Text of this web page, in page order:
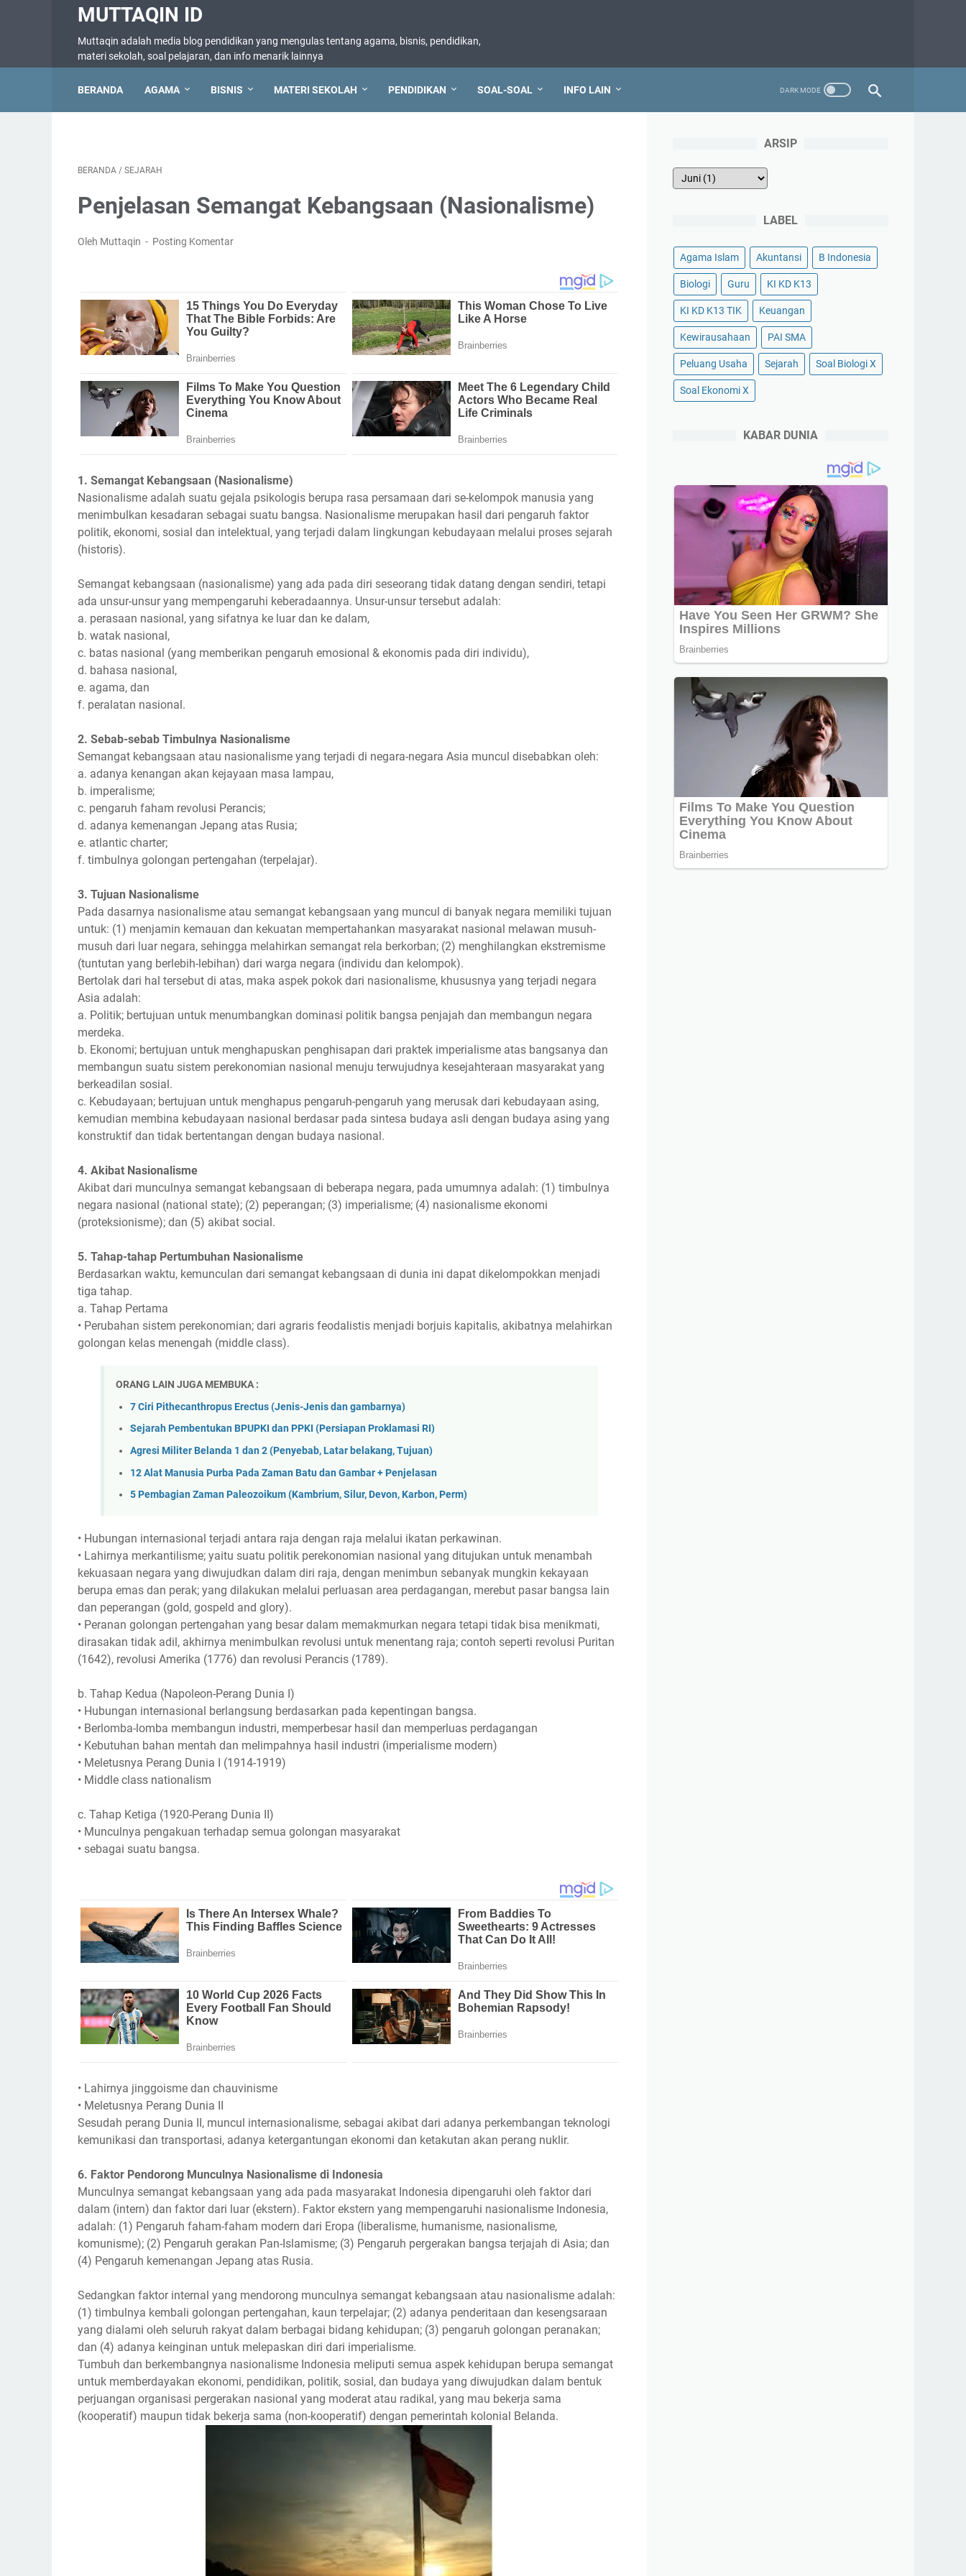
MUTTAQIN ID
Muttaqin adalah media blog pendidikan yang mengulas tentang agama, bisnis, pendidikan,
materi sekolah, soal pelajaran, dan info menarik lainnya
BERANDA AGAMA BISNIS MATERI SEKOLAH PENDIDIKAN SOAL-SOAL INFO LAIN
BERANDA / SEJARAH
Penjelasan Semangat Kebangsaan (Nasionalisme)
Oleh Muttaqin Posting Komentar
1. Semangat Kebangsaan (Nasionalisme)
Nasionalisme adalah suatu gejala psikologis berupa rasa persamaan dari se-kelompok manusia yang
menimbulkan kesadaran sebagai suatu bangsa. Nasionalisme merupakan hasil dari pengaruh faktor
politik, ekonomi, sosial dan intelektual, yang terjadi dalam lingkungan kebudayaan melalui proses sejarah
(historis).
Semangat kebangsaan (nasionalisme) yang ada pada diri seseorang tidak datang dengan sendiri, tetapi
ada unsur-unsur yang mempengaruhi keberadaannya. Unsur-unsur tersebut adalah:
a. perasaan nasional, yang sifatnya ke luar dan ke dalam,
b. watak nasional,
c. batas nasional (yang memberikan pengaruh emosional & ekonomis pada diri individu),
d. bahasa nasional,
e. agama, dan
f. peralatan nasional.
2. Sebab-sebab Timbulnya Nasionalisme
Semangat kebangsaan atau nasionalisme yang terjadi di negara-negara Asia muncul disebabkan oleh:
a. adanya kenangan akan kejayaan masa lampau,
b. imperalisme;
c. pengaruh faham revolusi Perancis;
d. adanya kemenangan Jepang atas Rusia;
e. atlantic charter;
f. timbulnya golongan pertengahan (terpelajar).
3. Tujuan Nasionalisme
Pada dasarnya nasionalisme atau semangat kebangsaan yang muncul di banyak negara memiliki tujuan
untuk: (1) menjamin kemauan dan kekuatan mempertahankan masyarakat nasional melawan musuh-
musuh dari luar negara, sehingga melahirkan semangat rela berkorban; (2) menghilangkan ekstremisme
(tuntutan yang berlebih-lebihan) dari warga negara (individu dan kelompok).
Bertolak dari hal tersebut di atas, maka aspek pokok dari nasionalisme, khususnya yang terjadi negara
Asia adalah:
a. Politik; bertujuan untuk menumbangkan dominasi politik bangsa penjajah dan membangun negara
merdeka.
b. Ekonomi; bertujuan untuk menghapuskan penghisapan dari praktek imperialisme atas bangsanya dan
membangun suatu sistem perekonomian nasional menuju terwujudnya kesejahteraan masyarakat yang
berkeadilan sosial.
c. Kebudayaan; bertujuan untuk menghapus pengaruh-pengaruh yang merusak dari kebudayaan asing,
kemudian membina kebudayaan nasional berdasar pada sintesa budaya asli dengan budaya asing yang
konstruktif dan tidak bertentangan dengan budaya nasional.
4. Akibat Nasionalisme
Akibat dari munculnya semangat kebangsaan di beberapa negara, pada umumnya adalah: (1) timbulnya
negara nasional (national state); (2) peperangan; (3) imperialisme; (4) nasionalisme ekonomi
(proteksionisme); dan (5) akibat social.
5. Tahap-tahap Pertumbuhan Nasionalisme
Berdasarkan waktu, kemunculan dari semangat kebangsaan di dunia ini dapat dikelompokkan menjadi
tiga tahap.
a. Tahap Pertama
• Perubahan sistem perekonomian; dari agraris feodalistis menjadi borjuis kapitalis, akibatnya melahirkan
golongan kelas menengah (middle class).
ORANG LAIN JUGA MEMBUKA :
7 Ciri Pithecanthropus Erectus (Jenis-Jenis dan gambarnya)
Sejarah Pembentukan BPUPKI dan PPKI (Persiapan Proklamasi RI)
Agresi Militer Belanda 1 dan 2 (Penyebab, Latar belakang, Tujuan)
12 Alat Manusia Purba Pada Zaman Batu dan Gambar + Penjelasan
5 Pembagian Zaman Paleozoikum (Kambrium, Silur, Devon, Karbon, Perm)
• Hubungan internasional terjadi antara raja dengan raja melalui ikatan perkawinan.
• Lahirnya merkantilisme; yaitu suatu politik perekonomian nasional yang ditujukan untuk menambah
kekuasaan negara yang diwujudkan dalam diri raja, dengan menimbun sebanyak mungkin kekayaan
berupa emas dan perak; yang dilakukan melalui perluasan area perdagangan, merebut pasar bangsa lain
dan peperangan (gold, gospeld and glory).
• Peranan golongan pertengahan yang besar dalam memakmurkan negara tetapi tidak bisa menikmati,
dirasakan tidak adil, akhirnya menimbulkan revolusi untuk menentang raja; contoh seperti revolusi Puritan
(1642), revolusi Amerika (1776) dan revolusi Perancis (1789).
b. Tahap Kedua (Napoleon-Perang Dunia I)
• Hubungan internasional berlangsung berdasarkan pada kepentingan bangsa.
• Berlomba-lomba membangun industri, memperbesar hasil dan memperluas perdagangan
• Kebutuhan bahan mentah dan melimpahnya hasil industri (imperialisme modern)
• Meletusnya Perang Dunia I (1914-1919)
• Middle class nationalism
c. Tahap Ketiga (1920-Perang Dunia II)
• Munculnya pengakuan terhadap semua golongan masyarakat
• sebagai suatu bangsa.
• Lahirnya jinggoisme dan chauvinisme
• Meletusnya Perang Dunia II
Sesudah perang Dunia II, muncul internasionalisme, sebagai akibat dari adanya perkembangan teknologi
kemunikasi dan transportasi, adanya ketergantungan ekonomi dan ketakutan akan perang nuklir.
6. Faktor Pendorong Munculnya Nasionalisme di Indonesia
Munculnya semangat kebangsaan yang ada pada masyarakat Indonesia dipengaruhi oleh faktor dari
dalam (intern) dan faktor dari luar (ekstern). Faktor ekstern yang mempengaruhi nasionalisme Indonesia,
adalah: (1) Pengaruh faham-faham modern dari Eropa (liberalisme, humanisme, nasionalisme,
komunisme); (2) Pengaruh gerakan Pan-Islamisme; (3) Pengaruh pergerakan bangsa terjajah di Asia; dan
(4) Pengaruh kemenangan Jepang atas Rusia.
Sedangkan faktor internal yang mendorong munculnya semangat kebangsaan atau nasionalisme adalah:
(1) timbulnya kembali golongan pertengahan, kaun terpelajar; (2) adanya penderitaan dan kesengsaraan
yang dialami oleh seluruh rakyat dalam berbagai bidang kehidupan; (3) pengaruh golongan peranakan;
dan (4) adanya keinginan untuk melepaskan diri dari imperialisme.
Tumbuh dan berkembangnya nasionalisme Indonesia meliputi semua aspek kehidupan berupa semangat
untuk memberdayakan ekonomi, pendidikan, politik, sosial, dan budaya yang diwujudkan dalam bentuk
perjuangan organisasi pergerakan nasional yang moderat atau radikal, yang mau bekerja sama
(kooperatif) maupun tidak bekerja sama (non-kooperatif) dengan pemerintah kolonial Belanda.
ARSIP
LABEL
Agama Islam Akuntansi B Indonesia
Biologi Guru KI KD K13
KI KD K13 TIK Keuangan
Kewirausahaan PAI SMA
Peluang Usaha Sejarah Soal Biologi X
Soal Ekonomi X
KABAR DUNIA